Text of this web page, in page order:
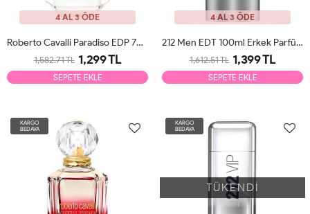
4 AL 3 ÖDE
Roberto Cavalli Paradiso EDP 75ml Kadın Parfüm Tester
1,582.71 TL 1,299 TL
SEPETE EKLE
4 AL 3 ÖDE
212 Men EDT 100ml Erkek Parfüm Tester
1,612.51 TL 1,399 TL
SEPETE EKLE
KARGO
BEDAVA
KARGO
BEDAVA
TÜKENDİ